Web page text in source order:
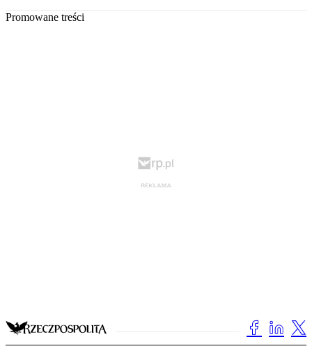
Promowane treści